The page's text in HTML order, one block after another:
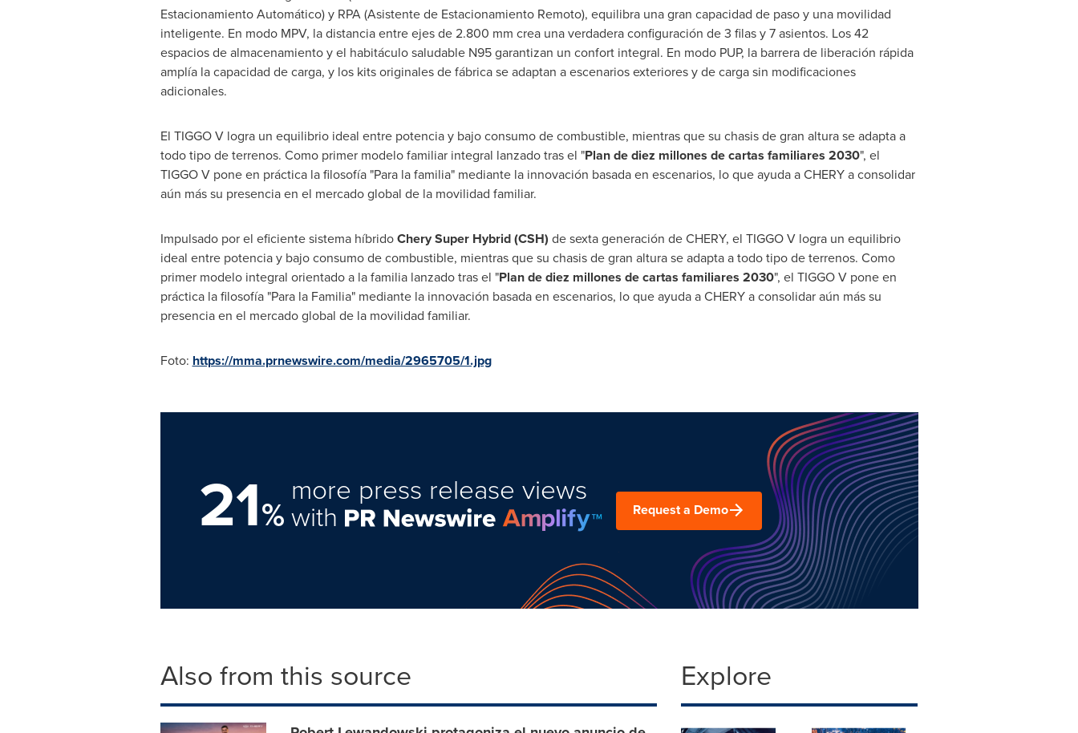
Estacionamiento Automático) y RPA (Asistente de Estacionamiento Remoto), equilibra una gran capacidad de paso y una movilidad
inteligente. En modo MPV, la distancia entre ejes de 2.800 mm crea una verdadera configuración de 3 filas y 7 asientos. Los 42
espacios de almacenamiento y el habitáculo saludable N95 garantizan un confort integral. En modo PUP, la barrera de liberación rápida
amplía la capacidad de carga, y los kits originales de fábrica se adaptan a escenarios exteriores y de carga sin modificaciones
adicionales.
El TIGGO V logra un equilibrio ideal entre potencia y bajo consumo de combustible, mientras que su chasis de gran altura se adapta a
todo tipo de terrenos. Como primer modelo familiar integral lanzado tras el "Plan de diez millones de cartas familiares 2030", el
TIGGO V pone en práctica la filosofía "Para la familia" mediante la innovación basada en escenarios, lo que ayuda a CHERY a consolidar
aún más su presencia en el mercado global de la movilidad familiar.
Impulsado por el eficiente sistema híbridoChery Super Hybrid (CSH) de sexta generación de CHERY, el TIGGO V logra un equilibrio
ideal entre potencia y bajo consumo de combustible, mientras que su chasis de gran altura se adapta a todo tipo de terrenos. Como
primer modelo integral orientado a la familia lanzado tras el "Plan de diez millones de cartas familiares 2030", el TIGGO V pone en
práctica la filosofía "Para la Familia" mediante la innovación basada en escenarios, lo que ayuda a CHERY a consolidar aún más su
presencia en el mercado global de la movilidad familiar.
Foto: https://mma.prnewswire.com/media/2965705/1.jpg
21%
more press release views
with Request a Demo
Also from this source Explore